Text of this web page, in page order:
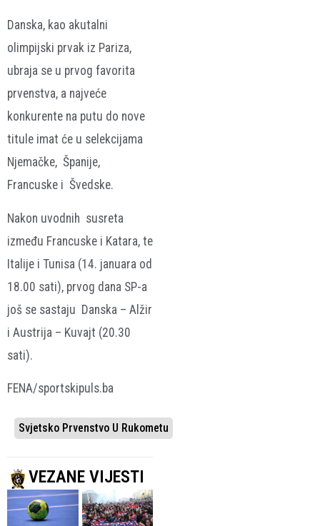
Danska, kao akutalni
olimpijski prvak iz Pariza,
ubraja se u prvog favorita
prvenstva, a najveće
konkurente na putu do nove
titule imat će u selekcijama
Njemačke, Španije,
Francuske i Švedske.
Nakon uvodnih susreta
između Francuske i Katara, te
Italije i Tunisa (14. januara od
18.00 sati), prvog dana SP-a
još se sastaju Danska – Alžir
i Austrija – Kuvajt (20.30
sati).
FENA/sportskipuls.ba
Svjetsko Prvenstvo U Rukometu
VEZANE VIJESTI